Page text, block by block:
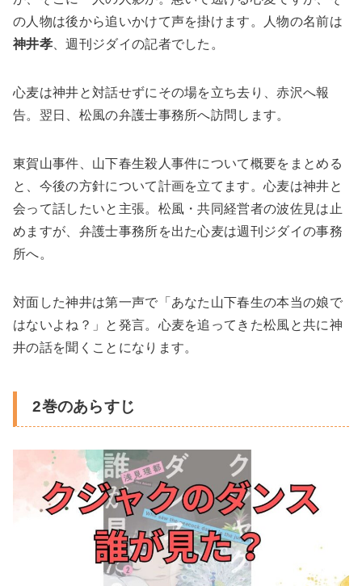
の人物は後から追いかけて声を掛けます。人物の名前は
神井孝、週刊ジダイの記者でした。
心麦は神井と対話せずにその場を立ち去り、赤沢へ報
告。翌日、松風の弁護士事務所へ訪問します。
東賀山事件、山下春生殺人事件について概要をまとめる
と、今後の方針について計画を立てます。心麦は神井と
会って話したいと主張。松風・共同経営者の波佐見は止
めますが、弁護士事務所を出た心麦は週刊ジダイの事務
所へ。
対面した神井は第一声で「あなた山下春生の本当の娘で
はないよね？」と発言。心麦を追ってきた松風と共に神
井の話を聞くことになります。
2巻のあらすじ